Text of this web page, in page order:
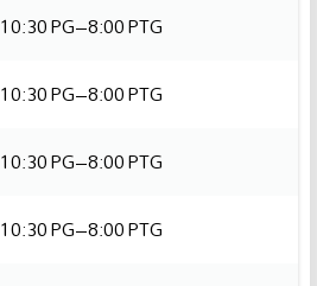
10:30 PG–8:00 PTG
10:30 PG–8:00 PTG
10:30 PG–8:00 PTG
10:30 PG–8:00 PTG